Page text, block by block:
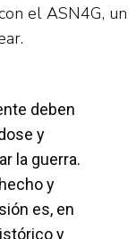
el ASN4G, un
deben
y
la guerra.
y
es, en
y